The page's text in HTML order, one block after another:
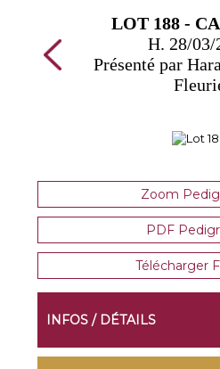
LOT 188 -
H. 28/03/
Présenté par
Zoom
PDF
Télécharger
INFOS / DÉTAILS